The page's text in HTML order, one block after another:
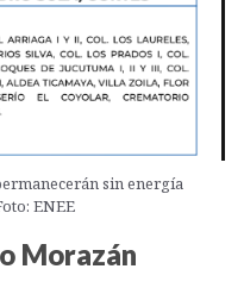
sin energía
ENEE
Morazán